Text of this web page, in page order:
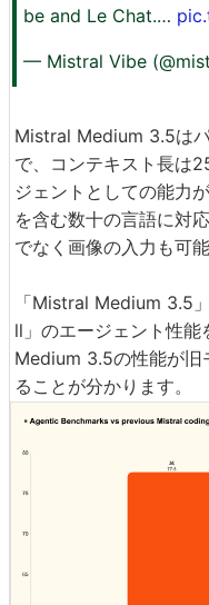
be and Le Chat.…
— Mistral Vibe
Mistral Medium 3.5は
で、コンテキスト長は
ジェントとしての能力
を含む数十の言語に対
でなく画像の入力も可能
「Mistral Medium 3.5
ll」のエージェント性
Medium 3.5の性能が旧
ることが分かります。